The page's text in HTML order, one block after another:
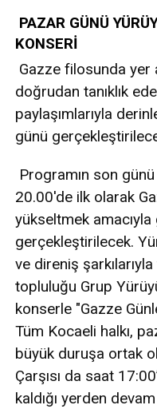
PAZAR GÜNÜ
KONSERİ
Gazze filosunda yer
doğrudan tanıklık
paylaşımlarıyla
günü
Programın son
20.00'de ilk olarak
yükseltmek
gerçekleştirilecek.
ve direniş
topluluğu Grup
konserle "Gazze
Tüm Kocaeli halkı,
büyük duruşa ortak
Çarşısı da saat
kaldığı yerden